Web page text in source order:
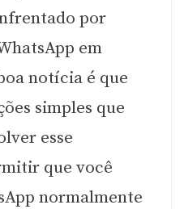
por
em
notícia é que
simples que
esse
que você
normalmente